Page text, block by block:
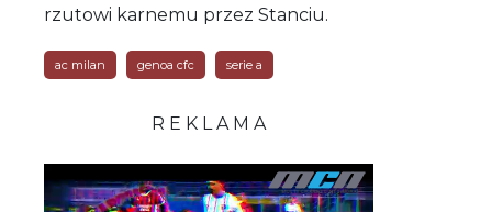
rzutowi karnemu przez Stanciu.
ac milan genoa cfc serie a
R E K L A M A